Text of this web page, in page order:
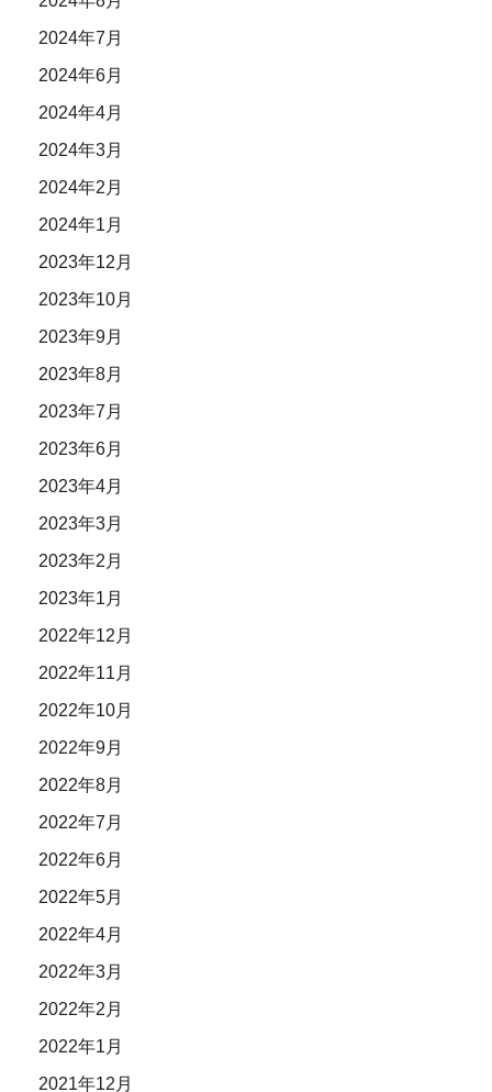
2024年7月
2024年6月
2024年4月
2024年3月
2024年2月
2024年1月
2023年12月
2023年10月
2023年9月
2023年8月
2023年7月
2023年6月
2023年4月
2023年3月
2023年2月
2023年1月
2022年12月
2022年11月
2022年10月
2022年9月
2022年8月
2022年7月
2022年6月
2022年5月
2022年4月
2022年3月
2022年2月
2022年1月
2021年12月